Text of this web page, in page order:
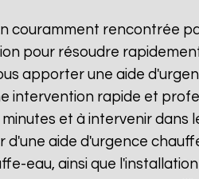
couramment rencontrée
pour résoudre
apporter une aide
intervention rapide et
et à intervenir dans
aide d'urgence
eau, ainsi que